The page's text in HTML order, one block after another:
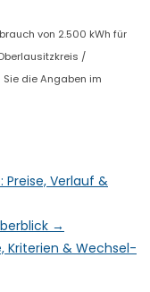
von 2.500 kWh für
/
Sie die Angaben im
Verlauf &
→
Kriterien & Wechsel-